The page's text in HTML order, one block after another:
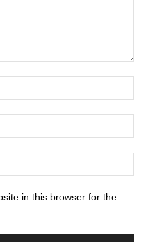
in this browser for the